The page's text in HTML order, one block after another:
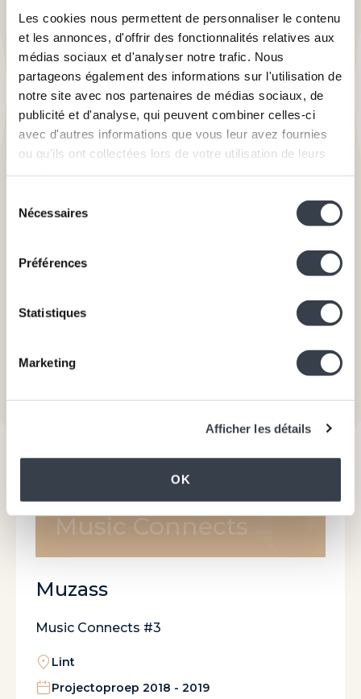
Les cookies nous permettent de personnaliser le contenu
et les annonces, d'offrir des fonctionnalités relatives aux
médias sociaux et d'analyser notre trafic. Nous
partageons également des informations sur l'utilisation de
notre site avec nos partenaires de médias sociaux, de
publicité et d'analyse, qui peuvent combiner celles-ci
avec d'autres informations que vous leur avez fournies
ou qu'ils ont collectées lors de votre utilisation de leurs
Nécessaires
Préférences
Statistiques
Marketing
Afficher les détails
OK
songs.
Ook jongeren uit Rikers Island (New York en
wereldwijd het grootste gevangeniscomplex)
zullen virtueel deel uitmaken van het project. De
jongeren verblijven er in afwachting van een
proces of na een als misdrijf omschreven feit te
hebben gepleegd. Urban Art Beat (UAB, artistieke
organisatie geworteld in de New Yorkse
gemeenschap sinds een decennium). Urban Art
Beat werkt samen met 2 groepen, bestaande uit
Ontdek de projecten
Music Connects
Muzass
Music Connects #3
Lint
Projectoproep 2018 - 2019